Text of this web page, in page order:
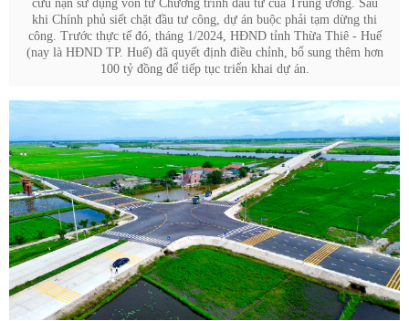
cứu nạn sử dụng vốn từ Chương trình đầu tư của Trung ương. Sau
khi Chính phủ siết chặt đầu tư công, dự án buộc phải tạm dừng thi
công. Trước thực tế đó, tháng 1/2024, HĐND tỉnh Thừa Thiê - Huế
(nay là HĐND TP. Huế) đã quyết định điều chỉnh, bổ sung thêm hơn
100 tỷ đồng để tiếp tục triển khai dự án.